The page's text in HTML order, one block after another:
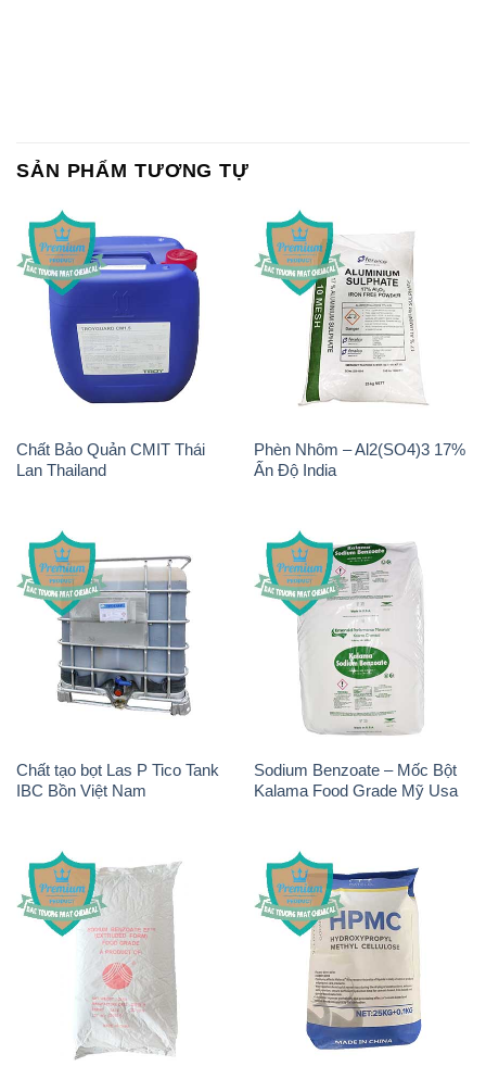
SẢN PHẨM TƯƠNG TỰ
Chất Bảo Quản CMIT Thái
Lan Thailand
Phèn Nhôm – Al2(SO4)3 17%
Ấn Độ India
Chất tạo bọt Las P Tico Tank
IBC Bồn Việt Nam
Sodium Benzoate – Mốc Bột
Kalama Food Grade Mỹ Usa